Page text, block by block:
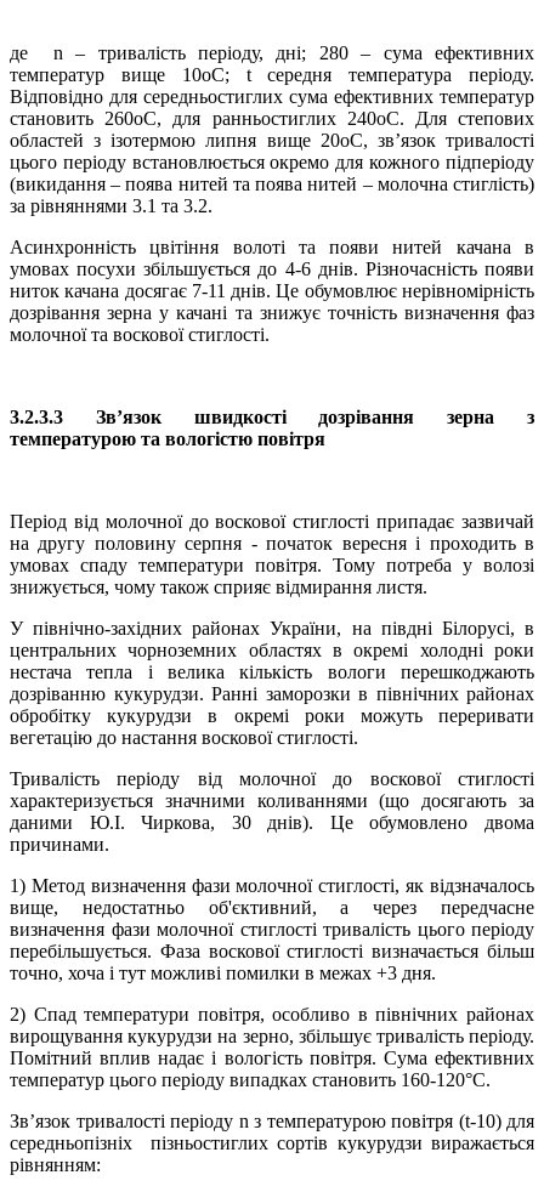
де n – тривалість періоду, дні; 280 – сума ефективних
температур вище 10оС; t середня температура періоду.
Відповідно для середньостиглих сума ефективних температур
становить 260оС, для ранньостиглих 240оС. Для степових
областей з ізотермою липня вище 20оС, зв’язок тривалості
цього періоду встановлюється окремо для кожного підперіоду
(викидання – поява нитей та поява нитей – молочна стиглість)
за рівняннями 3.1 та 3.2.
Асинхронність цвітіння волоті та появи нитей качана в
умовах посухи збільшується до 4-6 днів. Різночасність появи
ниток качана досягає 7-11 днів. Це обумовлює нерівномірність
дозрівання зерна у качані та знижує точність визначення фаз
молочної та воскової стиглості.
3.2.3.3 Зв’язок швидкості дозрівання зерна з
температурою та вологістю повітря
Період від молочної до воскової стиглості припадає зазвичай
на другу половину серпня - початок вересня і проходить в
умовах спаду температури повітря. Тому потреба у волозі
знижується, чому також сприяє відмирання листя.
У північно-західних районах України, на півдні Білорусі, в
центральних чорноземних областях в окремі холодні роки
нестача тепла і велика кількість вологи перешкоджають
дозріванню кукурудзи. Ранні заморозки в північних районах
обробітку кукурудзи в окремі роки можуть переривати
вегетацію до настання воскової стиглості.
Тривалість періоду від молочної до воскової стиглості
характеризується значними коливаннями (що досягають за
даними Ю.І. Чиркова, 30 днів). Це обумовлено двома
причинами.
1) Метод визначення фази молочної стиглості, як відзначалось
вище, недостатньо об'єктивний, а через передчасне
визначення фази молочної стиглості тривалість цього періоду
перебільшується. Фаза воскової стиглості визначається більш
точно, хоча і тут можливі помилки в межах +3 дня.
2) Спад температури повітря, особливо в північних районах
вирощування кукурудзи на зерно, збільшує тривалість періоду.
Помітний вплив надає і вологість повітря. Сума ефективних
температур цього періоду випадках становить 160-120°С.
Зв’язок тривалості періоду n з температурою повітря (t-10) для
середньопізніх пізньостиглих сортів кукурудзи виражається
рівнянням: